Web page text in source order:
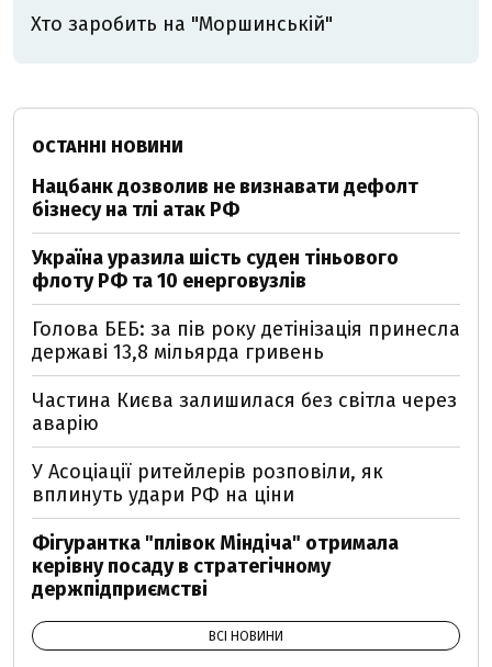
Хто заробить на "Моршинській"
ОСТАННІ НОВИНИ
Нацбанк дозволив не визнавати дефолт
бізнесу на тлі атак РФ
Україна уразила шість суден тіньового
флоту РФ та 10 енерговузлів
Голова БЕБ: за пів року детінізація принесла
державі 13,8 мільярда гривень
Частина Києва залишилася без світла через
аварію
У Асоціації ритейлерів розповіли, як
вплинуть удари РФ на ціни
Фігурантка "плівок Міндіча" отримала
керівну посаду в стратегічному
держпідприємстві
ВСІ НОВИНИ